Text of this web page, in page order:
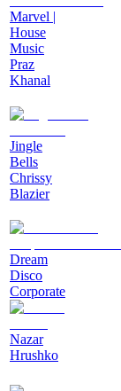
Marvel |
House
Music
Praz
Khanal
Jingle
Bells
Chrissy
Blazier
Dream
Disco
Corporate
Nazar
Hrushko